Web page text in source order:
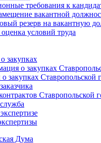
требования к
вакантной
резерв на вакантную
условий труда
закупках
о закупках
закупках Ставропольской
Ставропольской